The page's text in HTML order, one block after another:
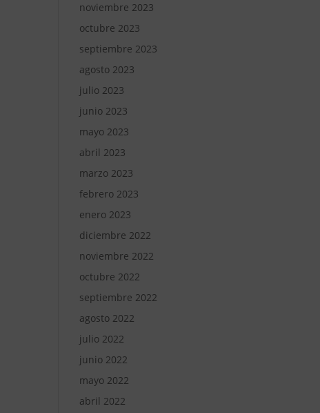
noviembre 2023
octubre 2023
septiembre 2023
agosto 2023
julio 2023
junio 2023
mayo 2023
abril 2023
marzo 2023
febrero 2023
enero 2023
diciembre 2022
noviembre 2022
octubre 2022
septiembre 2022
agosto 2022
julio 2022
junio 2022
mayo 2022
abril 2022